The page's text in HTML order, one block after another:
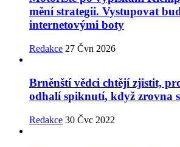
mění strategii. Vystupovat
internetovými boty
Redakce 27 Čvn 2026
Brněnští vědci chtějí zjistit,
odhalí spiknutí, když zrovna
Redakce 30 Čvc 2022